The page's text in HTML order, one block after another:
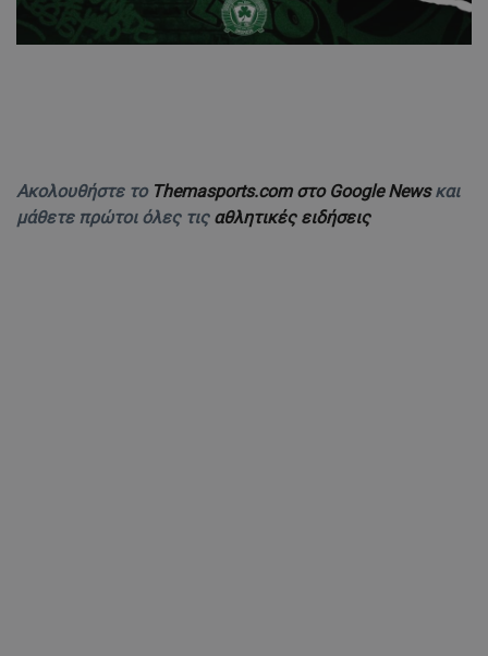
Ακολουθήστε το Themasports.com στο Google Newsκαι
μάθετε πρώτοι όλες τις αθλητικές ειδήσεις